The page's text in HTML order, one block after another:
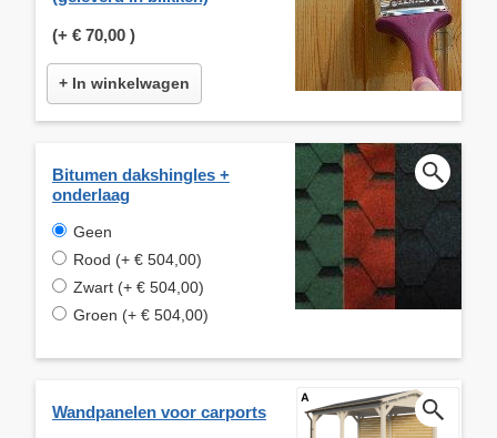
(+ € 70,00 )
+ In winkelwagen
Bitumen dakshingles +
onderlaag
Geen
Rood (+ € 504,00)
Zwart (+ € 504,00)
Groen (+ € 504,00)
Wandpanelen voor carports